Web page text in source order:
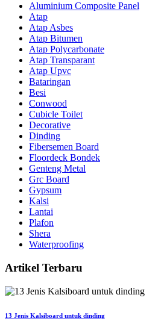
Aluminium Composite Panel
Atap
Atap Asbes
Atap Bitumen
Atap Polycarbonate
Atap Transparant
Atap Upvc
Bataringan
Besi
Conwood
Cubicle Toilet
Decorative
Dinding
Fibersemen Board
Floordeck Bondek
Genteng Metal
Grc Board
Gypsum
Kalsi
Lantai
Plafon
Shera
Waterproofing
Artikel Terbaru
13 Jenis Kalsiboard untuk dinding